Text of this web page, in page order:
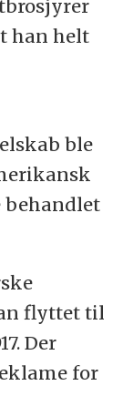
han helt
ble
behandlet
flyttet til
Der
for